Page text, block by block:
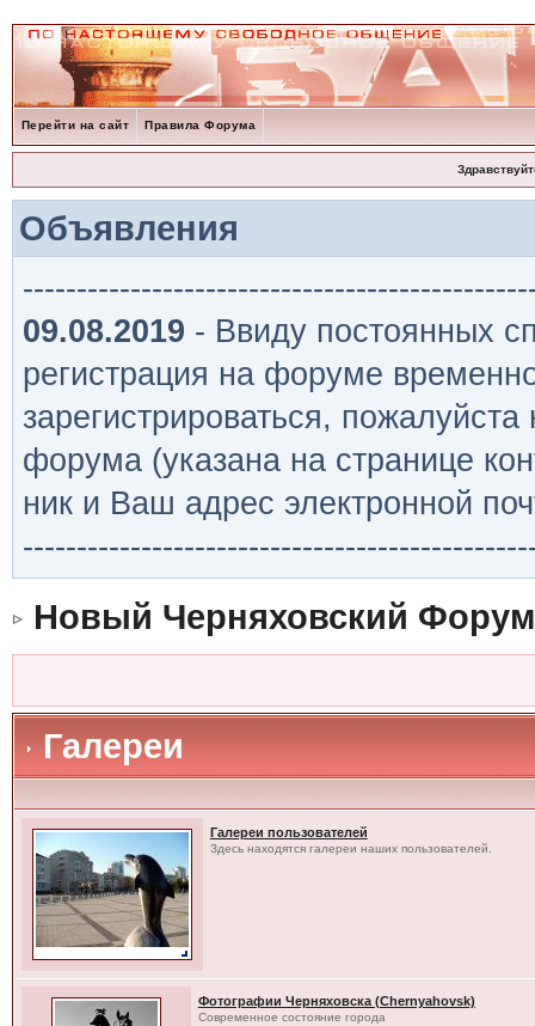
Перейти на сайт Правила Форума
Объявления
09.08.2019 - Ввиду постоянных
регистрация на форуме
зарегистрироваться,
форума (указана на странице
ник и Ваш адрес электронной
Новый Черняховский Форум
Галереи
Галереи пользователей
Здесь находятся галереи наших пользователей.
Фотографии Черняховска (Chernyahovsk)
Современное состояние города